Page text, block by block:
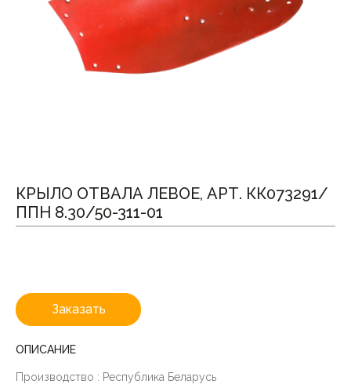
КРЫЛО ОТВАЛА ЛЕВОЕ, АРТ. КК073291/
ППН 8.30/50-311-01
Заказать
ОПИСАНИЕ
Производство : Республика Беларусь